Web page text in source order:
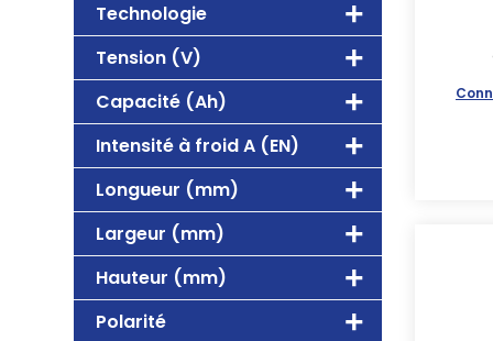
Technologie
Tension (V)
Capacité (Ah)
Intensité à froid A (EN)
Longueur (mm)
Largeur (mm)
Hauteur (mm)
Polarité